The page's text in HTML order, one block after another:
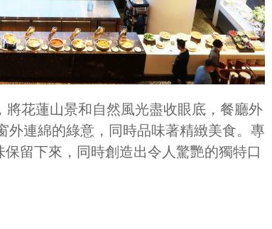
花蓮山景和自然風光盡收眼底，餐廳外
連綿的綠意，同時品味著精緻美食。專
留下來，同時創造出令人驚艷的獨特口